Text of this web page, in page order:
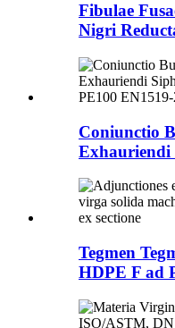
Fibulae
Nigri
Coniunctio
Exhauriendi
Tegmen
HDPE F ad